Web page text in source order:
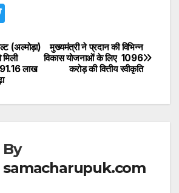
itt
er
मुख्यमंत्री ने प्रदान की विभिन्न
विकास योजनाओं के लिए ₹ 1096
करोड़ की वित्तीय स्वीकृति
(अल्मोड़ा)
मिली
लाख
By
samacharupuk.com